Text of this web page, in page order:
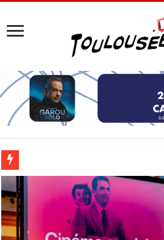
Les Nocturnes de la Cité de l’espace 2026 :